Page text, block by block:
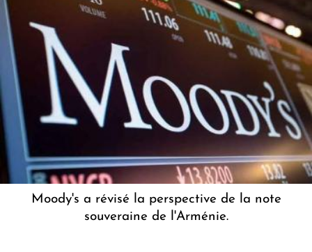
Moody's a révisé la perspective de la note
souveraine de l'Arménie.